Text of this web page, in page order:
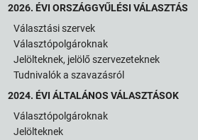
2026. ÉVI ORSZÁGGYŰLÉSI VÁLASZTÁS
Választási szervek
Választópolgároknak
Jelölteknek, jelölő szervezeteknek
Tudnivalók a szavazásról
2024. ÉVI ÁLTALÁNOS VÁLASZTÁSOK
Választópolgároknak
Jelölteknek